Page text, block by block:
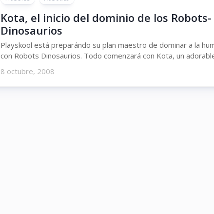
Kota, el inicio del dominio de los Robots-
Dinosaurios
Playskool está preparándo su plan maestro de dominar a la
con Robots Dinosaurios. Todo comenzará con Kota, un
8 octubre, 2008